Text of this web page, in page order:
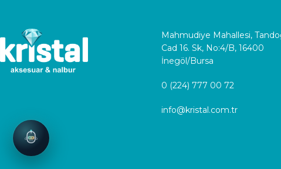
Mahmudiye Mahallesi,
Cad 16. Sk, No:4/B, 16400
İnegöl/Bursa
0 (224) 777 00 72
info@kristal.com.tr